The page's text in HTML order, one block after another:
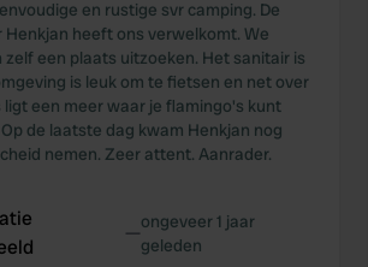
en rustige svr camping. De
Henkjan heeft ons verwelkomt. We
zelf een plaats uitzoeken. Het sanitair is
is leuk om te fietsen en net over
ligt een meer waar je flamingo's kunt
de laatste dag kwam Henkjan nog
nemen. Zeer attent. Aanrader.
—ongeveer 1 jaar
geleden